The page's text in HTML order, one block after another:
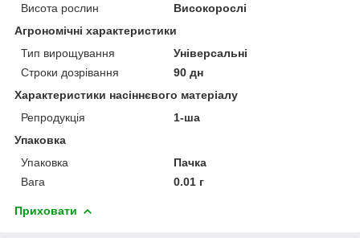
Висота рослин
Високорослі
Агрономічні характеристики
Тип вирощування
Універсальні
Строки дозрівання
90 дн
Характеристики насіннєвого матеріалу
Репродукція
1-ша
Упаковка
Упаковка
Пачка
Вага
0.01 г
Приховати